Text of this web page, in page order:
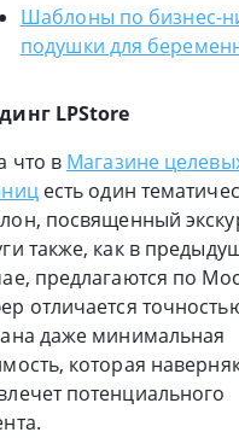
Шаблоны по бизнес-
подушки для
LPStore
что в Магазине
есть один
посвященный
также, как в
предлагаются по
отличается
даже минимальная
которая
потенциального